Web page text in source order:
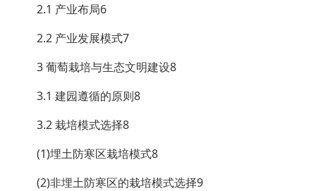
2.1 产业布局6
2.2 产业发展模式7
3 葡萄栽培与生态文明建设8
3.1 建园遵循的原则8
3.2 栽培模式选择8
(1)埋土防寒区栽培模式8
(2)非埋土防寒区的栽培模式选择9